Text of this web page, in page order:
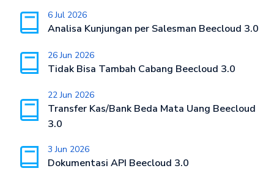
6 Jul 2026
Analisa Kunjungan per Salesman Beecloud 3.0
26 Jun 2026
Tidak Bisa Tambah Cabang Beecloud 3.0
22 Jun 2026
Transfer Kas/Bank Beda Mata Uang Beecloud
3.0
3 Jun 2026
Dokumentasi API Beecloud 3.0